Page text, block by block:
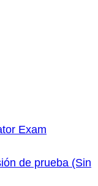
Exam
de prueba (Sin